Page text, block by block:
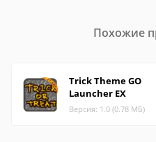
Похожие
Trick Theme GO
Launcher EX
Версия: 1.0 (0.78 МБ)